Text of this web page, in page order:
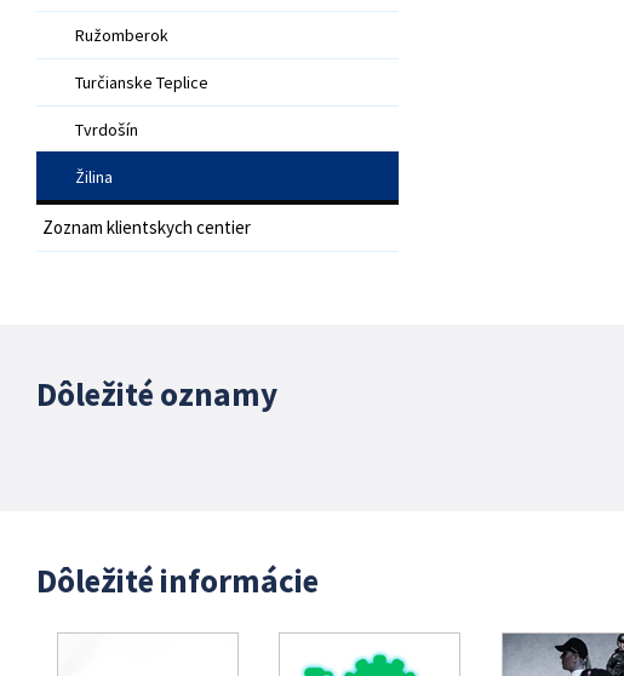
Ružomberok
Turčianske Teplice
Tvrdošín
Žilina
Zoznam klientskych centier
Dôležité oznamy
Dôležité informácie